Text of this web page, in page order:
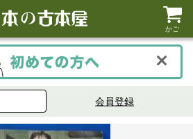
かご
会員登録